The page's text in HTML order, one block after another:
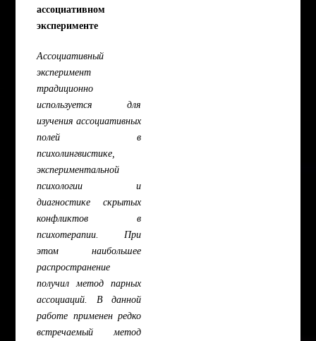
ассоциативном
эксперименте
Ассоциативный
эксперимент
традиционно
используется для
изучения ассоциативных
полей в
психолингвистике,
экспериментальной
психологии и
диагностике скрытых
конфликтов в
психотерапии. При
этом наибольшее
распространение
получил метод парных
ассоциаций. В данной
работе применен редко
встречаемый метод